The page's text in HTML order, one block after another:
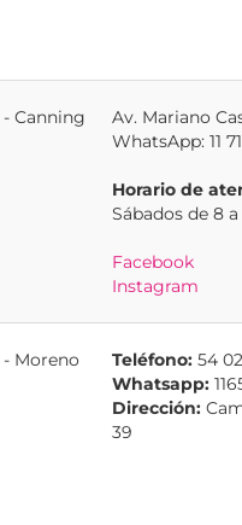
- Canning
Av. Mariano
WhatsApp: 11
Horario de
Sábados de 8 a
Facebook
Instagram
- Moreno Teléfono: 54
Whatsapp:
Dirección:
39